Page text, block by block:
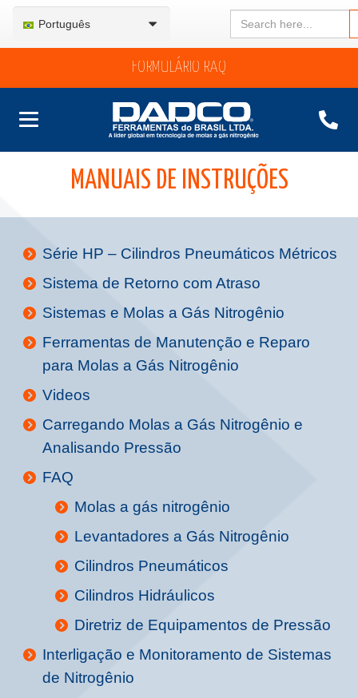
Português
Search
for:
FORMULÁRIO RAQ
MANUAIS DE INSTRUÇÕES
Série HP – Cilindros Pneumáticos Métricos
Sistema de Retorno com Atraso
Sistemas e Molas a Gás Nitrogênio
Ferramentas de Manutenção e Reparo
para Molas a Gás Nitrogênio
Videos
Carregando Molas a Gás Nitrogênio e
Analisando Pressão
FAQ
Molas a gás nitrogênio
Levantadores a Gás Nitrogênio
Cilindros Pneumáticos
Cilindros Hidráulicos
Diretriz de Equipamentos de Pressão
Interligação e Monitoramento de Sistemas
de Nitrogênio